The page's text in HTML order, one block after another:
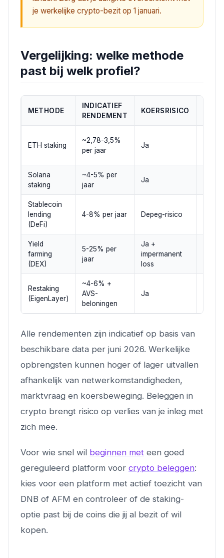
je werkelijke crypto-bezit op 1 januari.
Vergelijking: welke methode
past bij welk profiel?
METHODE
INDICATIEF
RENDEMENT
KOERSRISICO
ETH staking
~2,78-3,5%
per jaar
Ja
Solana
staking
~4-5% per
jaar
Ja
Stablecoin
lending
(DeFi)
4-8% per jaar Depeg-risico
Yield
farming
(DEX)
5-25% per
jaar
Ja +
impermanent
loss
Restaking
(EigenLayer)
~4-6% +
AVS-
beloningen
Ja
Alle rendementen zijn indicatief op basis van
beschikbare data per juni 2026. Werkelijke
opbrengsten kunnen hoger of lager uitvallen
afhankelijk van netwerkomstandigheden,
marktvraag en koersbeweging. Beleggen in
crypto brengt risico op verlies van je inleg met
zich mee.
Voor wie snel wil beginnen met een goed
gereguleerd platform voor crypto beleggen:
kies voor een platform met actief toezicht van
DNB of AFM en controleer of de staking-
optie past bij de coins die jij al bezit of wil
kopen.